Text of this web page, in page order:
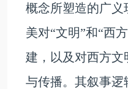
概念所塑造的广义
美对“文明”和“西
建，以及对西方文
与传播。其叙事逻